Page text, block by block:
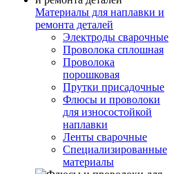
Материалы для наплавки и
ремонта деталей
Электроды сварочные
Проволока сплошная
Проволока
порошковая
Прутки присадочные
Флюсы и проволоки
для износостойкой
наплавки
Ленты сварочные
Специализированные
материалы